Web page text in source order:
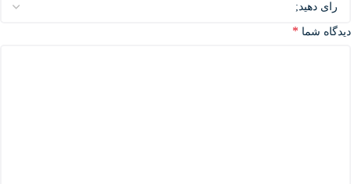
دیدگاه شما *